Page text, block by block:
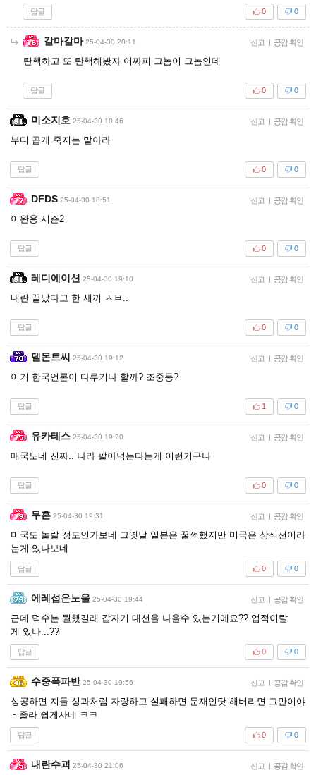
답글 0
0
갈마갈마 25-04-30 20:11 신고 | 공감 확인
탄핵하고 또 탄핵해봤자 어짜피 그놈이 그놈인데
답글 0
0
미소지호 25-04-30 18:46 신고 | 공감 확인
부디 곱게 죽지는 말아라
답글 0
0
DFDS 25-04-30 18:51 신고 | 공감 확인
이완용 시즌2
답글 0
0
레디에이션 25-04-30 19:10 신고 | 공감 확인
내란 끝났다고 한 새끼 ㅅㅂ..
답글 0
0
델몬트씨 25-04-30 19:12 신고 | 공감 확인
이거 한국언론이 다루기나 할까? 조중동?
답글 0
1
유카테스 25-04-30 19:20 신고 | 공감 확인
매국노네 진짜.. 나라 팔아먹는다는게 이런거구나
답글 0
0
무흔 25-04-30 19:31 신고 | 공감 확인
미국도 놀랄 정도인가보네 그옛날 일본은 꿀꺽했지만 미국은 상식선이라
는게 있나보네
답글 0
0
에레섭은노을 25-04-30 19:44 신고 | 공감 확인
근데 덕수는 뭘했길래 갑자기 대선을 나올수 있는거에요?? 업적이랄
게 있나...??
답글 0
0
수중폭파반 25-04-30 19:56 신고 | 공감 확인
성공하면 지들 성과처럼 자랑하고 실패하면 문재인탓 해버리면 그만이야
~ 졸라 쉽게사네 ㅋㅋ
답글 0
0
내란수괴 25-04-30 21:06 신고 | 공감 확인